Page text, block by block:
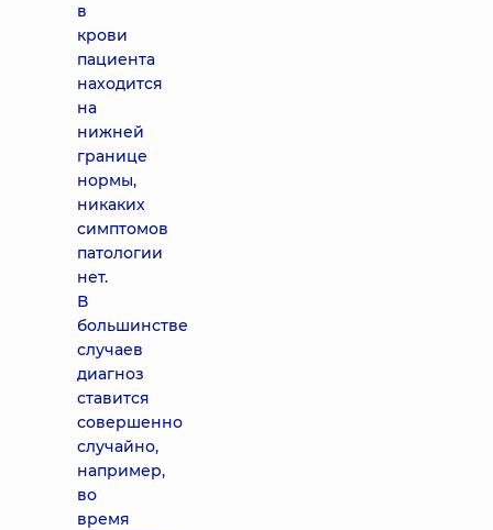
в
крови
пациента
находится
на
нижней
границе
нормы,
никаких
симптомов
патологии
нет.
В
большинстве
случаев
диагноз
ставится
совершенно
случайно,
например,
во
время